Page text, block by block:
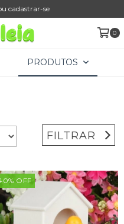
cadastrar-se
0
PRODUTOS
FILTRAR
% OFF